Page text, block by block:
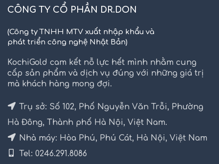
CÔNG TY CỔ PHẦN DR.DON
(Công ty TNHH MTV xuất nhập khẩu và
phát triển công nghệ Nhật Bản)
KochiGold cam kết nỗ lực hết mình nhằm cung
cấp sản phẩm và dịch vụ đúng với những giá trị
mà khách hàng mong đợi.
Trụ sở: Số 102, Phố Nguyễn Văn Trỗi, Phường
Hà Đông, Thành phố Hà Nội, Việt Nam.
Nhà máy: Hòa Phú, Phú Cát, Hà Nội, Việt Nam
Tel: 0246.291.8086